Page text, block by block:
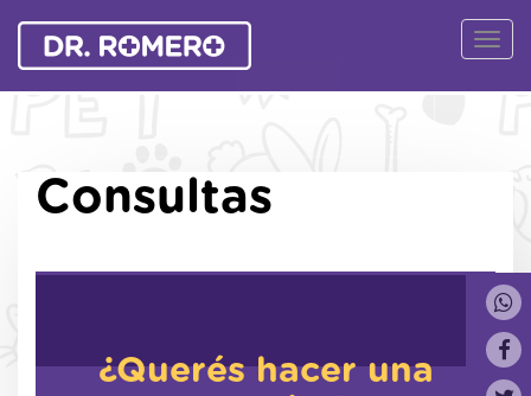
Ver
Consultas
¿Querés hacer una